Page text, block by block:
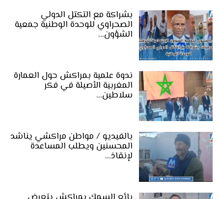
بشراكة مع التكتل الدولي
الصحراوي للوحدة الوطنية جمعية
الشؤون…
ندوة علمية بمراكش حول العمارة
المغربية الأصيلة في فكر
سلاطين…
بالفيديو / مواطن مراكشي يناشد
المحسنين ويطلب المساعدة
لإنقاذ…